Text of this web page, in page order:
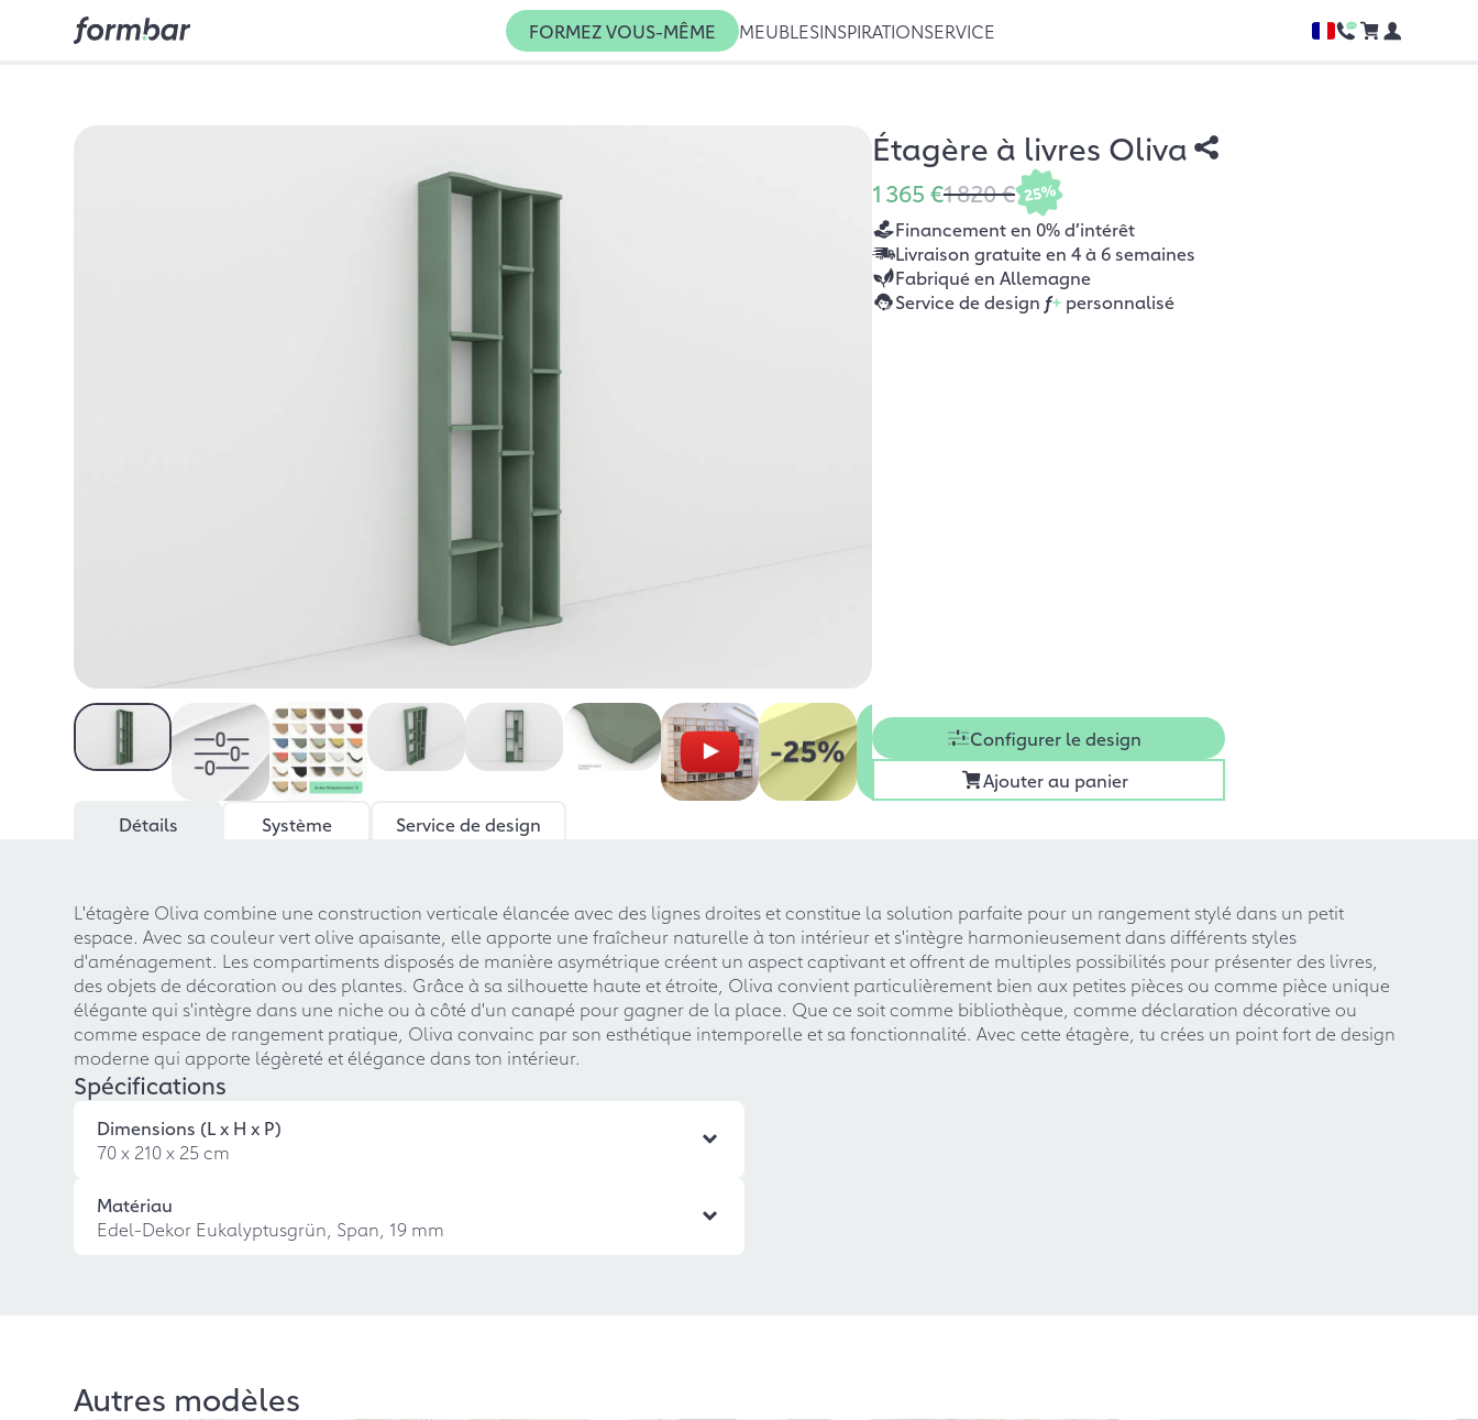
FORMEZ VOUS-MÊME MEUBLESINSPIRATIONSERVICE
Étagère à livres Oliva
1 365 €1 820 € 25%
Financement en 0% d’intérêt
Livraison gratuite en 4 à 6 semaines
Fabriqué en Allemagne
Service de design f+personnalisé
Configurer le design
Ajouter au panier
Détails
Système Service de design
L'étagère Oliva combine une construction verticale élancée avec des lignes droites et constitue la solution parfaite pour un rangement stylé dans un petit
espace. Avec sa couleur vert olive apaisante, elle apporte une fraîcheur naturelle à ton intérieur et s'intègre harmonieusement dans différents styles
d'aménagement. Les compartiments disposés de manière asymétrique créent un aspect captivant et offrent de multiples possibilités pour présenter des livres,
des objets de décoration ou des plantes. Grâce à sa silhouette haute et étroite, Oliva convient particulièrement bien aux petites pièces ou comme pièce unique
élégante qui s'intègre dans une niche ou à côté d'un canapé pour gagner de la place. Que ce soit comme bibliothèque, comme déclaration décorative ou
comme espace de rangement pratique, Oliva convainc par son esthétique intemporelle et sa fonctionnalité. Avec cette étagère, tu crées un point fort de design
moderne qui apporte légèreté et élégance dans ton intérieur.
Spécifications
Dimensions (L x H x P)
70 x 210 x 25 cm
Matériau
Edel-Dekor Eukalyptusgrün, Span, 19 mm
Autres modèles